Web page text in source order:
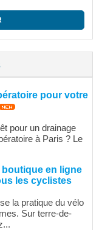
pour votre
pour un drainage
à Paris ? Le
boutique en ligne
les cyclistes
la pratique du vélo
Sur terre-de-